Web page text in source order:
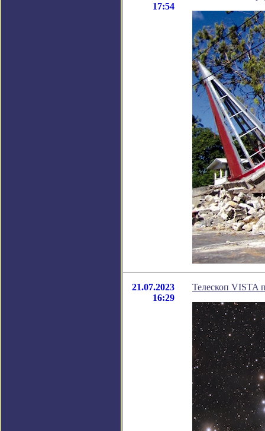
17:54
21.07.2023
16:29
Телескоп VISTA